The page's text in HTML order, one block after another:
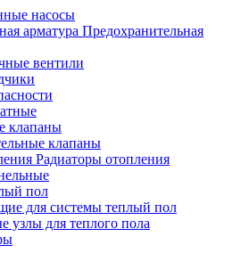
насосы
Предохранительная
вентили
клапаны
клапаны
Радиаторы отопления
пол
для системы теплый пол
узлы для теплого пола